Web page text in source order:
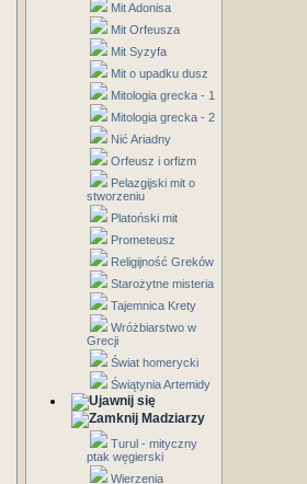
Mit Adonisa
Mit Orfeusza
Mit Syzyfa
Mit o upadku dusz
Mitologia grecka - 1
Mitologia grecka - 2
Nić Ariadny
Orfeusz i orfizm
Pelazgijski mit o
stworzeniu
Platoński mit
Prometeusz
Religijność Greków
Starożytne misteria
Tajemnica Krety
Wróżbiarstwo w
Grecji
Świat homerycki
Świątynia Artemidy
Madziarzy
Turul - mityczny
ptak węgierski
Wierzenia